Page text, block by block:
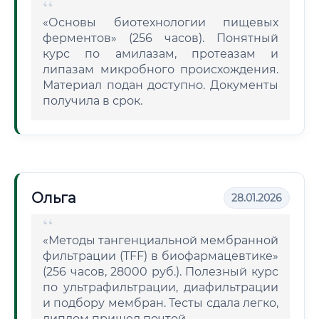
«Основы биотехнологии пищевых
ферментов» (256 часов). Понятный
курс по амилазам, протеазам и
липазам микробного происхождения.
Материал подан доступно. Документы
получила в срок.
Ольга 28.01.2026
«Методы тангенциальной мембранной
фильтрации (TFF) в биофармацевтике»
(256 часов, 28000 руб.). Полезный курс
по ультрафильтрации, диафильтрации
и подбору мембран. Тесты сдала легко,